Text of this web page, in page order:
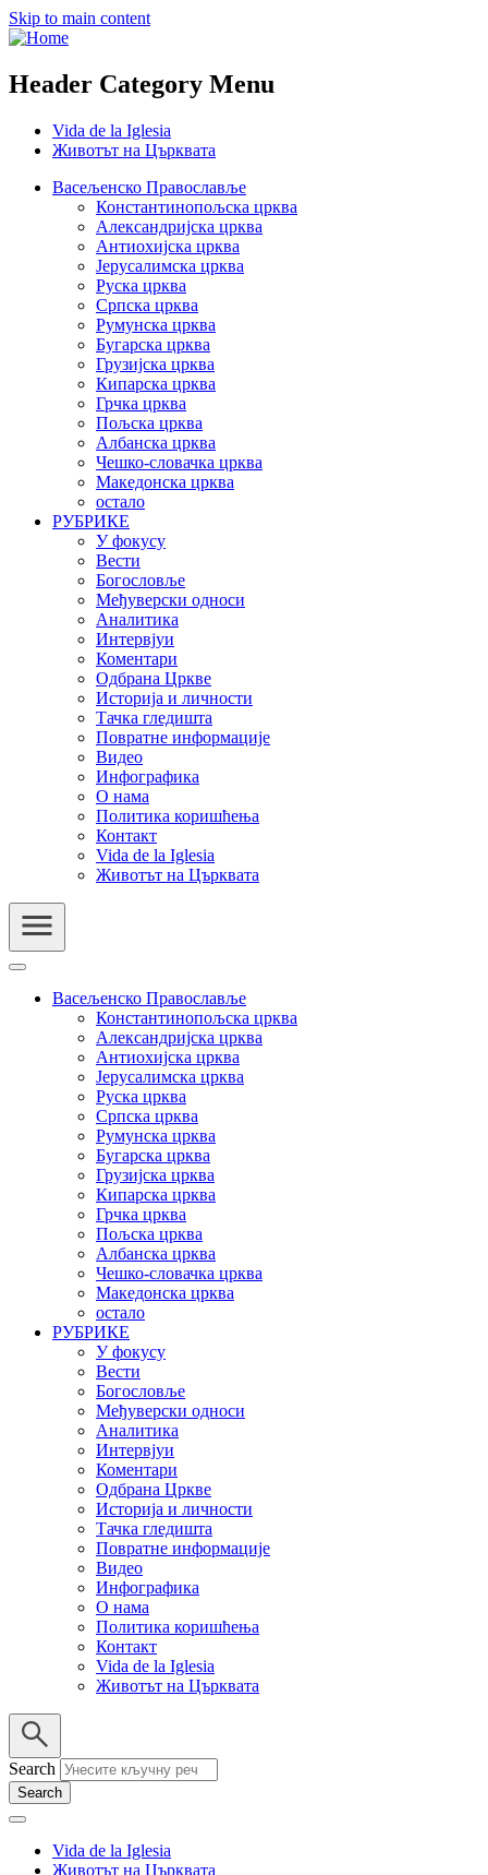
Skip to main content
Header Category Menu
Vida de la Iglesia
Животът на Църквата
Васељенско Православље
Константинопољска црква
Александријска црква
Антиохијска црква
Јерусалимска црква
Руска црква
Српска црква
Румунска црква
Бугарска црква
Грузијска црква
Кипарска црква
Грчка црква
Пољска црква
Албанска црква
Чешко-словачка црква
Македонска црква
остало
РУБРИКЕ
У фокусу
Вести
Богословље
Међуверски односи
Аналитика
Интервјуи
Коментари
Одбрана Цркве
Историја и личности
Тачка гледишта
Повратне информације
Видео
Инфографика
О нама
Политика коришћења
Контакт
Vida de la Iglesia
Животът на Църквата
Васељенско Православље
Константинопољска црква
Александријска црква
Антиохијска црква
Јерусалимска црква
Руска црква
Српска црква
Румунска црква
Бугарска црква
Грузијска црква
Кипарска црква
Грчка црква
Пољска црква
Албанска црква
Чешко-словачка црква
Македонска црква
остало
РУБРИКЕ
У фокусу
Вести
Богословље
Међуверски односи
Аналитика
Интервјуи
Коментари
Одбрана Цркве
Историја и личности
Тачка гледишта
Повратне информације
Видео
Инфографика
О нама
Политика коришћења
Контакт
Vida de la Iglesia
Животът на Църквата
Search
Vida de la Iglesia
Животът на Църквата